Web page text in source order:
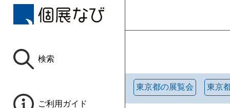
検索
ご利用ガイド
東京都の展覧会 東京